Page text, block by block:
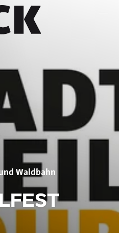
Waldbahn